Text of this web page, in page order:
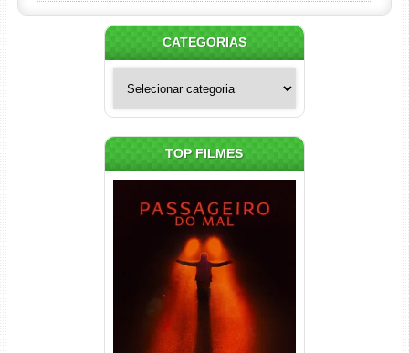
CATEGORIAS
TOP FILMES
Passageiro do Mal Torrent
(2026) WEB-DL 1080p Dual
Áudio